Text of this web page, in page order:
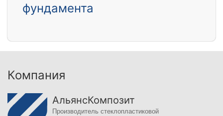
фундамента
Компания
АльянсКомпозит
Производитель стеклопластиковой